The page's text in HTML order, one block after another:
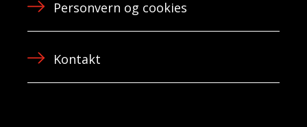
Personvern og cookies
Kontakt